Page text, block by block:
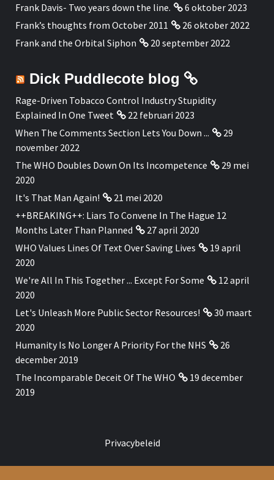
Frank Davis- Two years down the line.
6 oktober 2023
Frank’s thoughts from October 2011
26 oktober 2022
Frank and the Orbital Siphon
20 september 2022
Dick Puddlecote blog
Rage-Driven Tobacco Control Industry Stupidity
Explained In One Tweet
22 februari 2023
When The Comments Section Lets You Down ...
29
november 2022
The WHO Doubles Down On Its Incompetence
29 mei
2020
It's That Man Again!
21 mei 2020
++BREAKING++: Liars To Convene In The Hague 12
Months Later Than Planned
27 april 2020
WHO Values Lines Of Text Over Saving Lives
19 april
2020
We're All In This Together ... Except For Some
12 april
2020
Let's Unleash More Public Sector Resources!
30 maart
2020
Humanity Is No Longer A Priority For the NHS
26
december 2019
The Incomparable Deceit Of The WHO
19 december
2019
Privacybeleid